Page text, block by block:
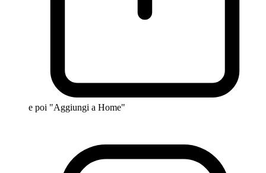
e poi "Aggiungi a Home"